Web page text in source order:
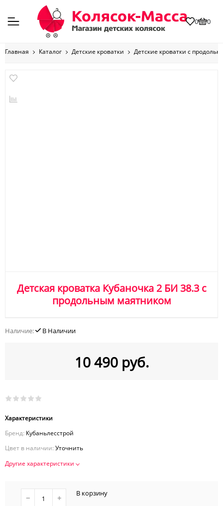
0 0
Главная Каталог Детские кроватки Детские кроватки с
Детская кроватка Кубаночка 2 БИ 38.3 с
продольным маятником
Наличие: В Наличии
10 490 руб.
Характеристики
Бренд: Кубаньлесстрой
Цвет в наличии: Уточнить
Другие характеристики
− + В корзину